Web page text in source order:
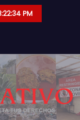
PM